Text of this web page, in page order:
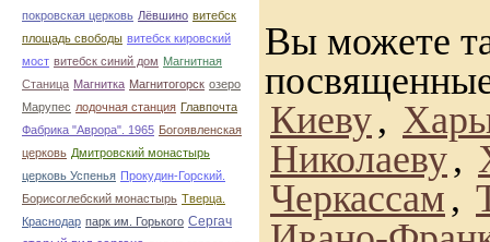
покровская церковь Лёвшино витебск
площадь свободы витебск кировский
мост витебск синий дом Магнитная
Станица Магнитка Магнитогорск озеро
Марупес лодочная станция Главпочта
Фабрика "Аврора". 1965 Богоявленская
церковь Дмитровский монастырь
церковь Успенья Прокудин-Горский.
Борисоглебский монастырь Тверца.
Краснодар парк им. Горького Сергач
Вы можете
Киеву,
Николаеву,
Черкассам ,